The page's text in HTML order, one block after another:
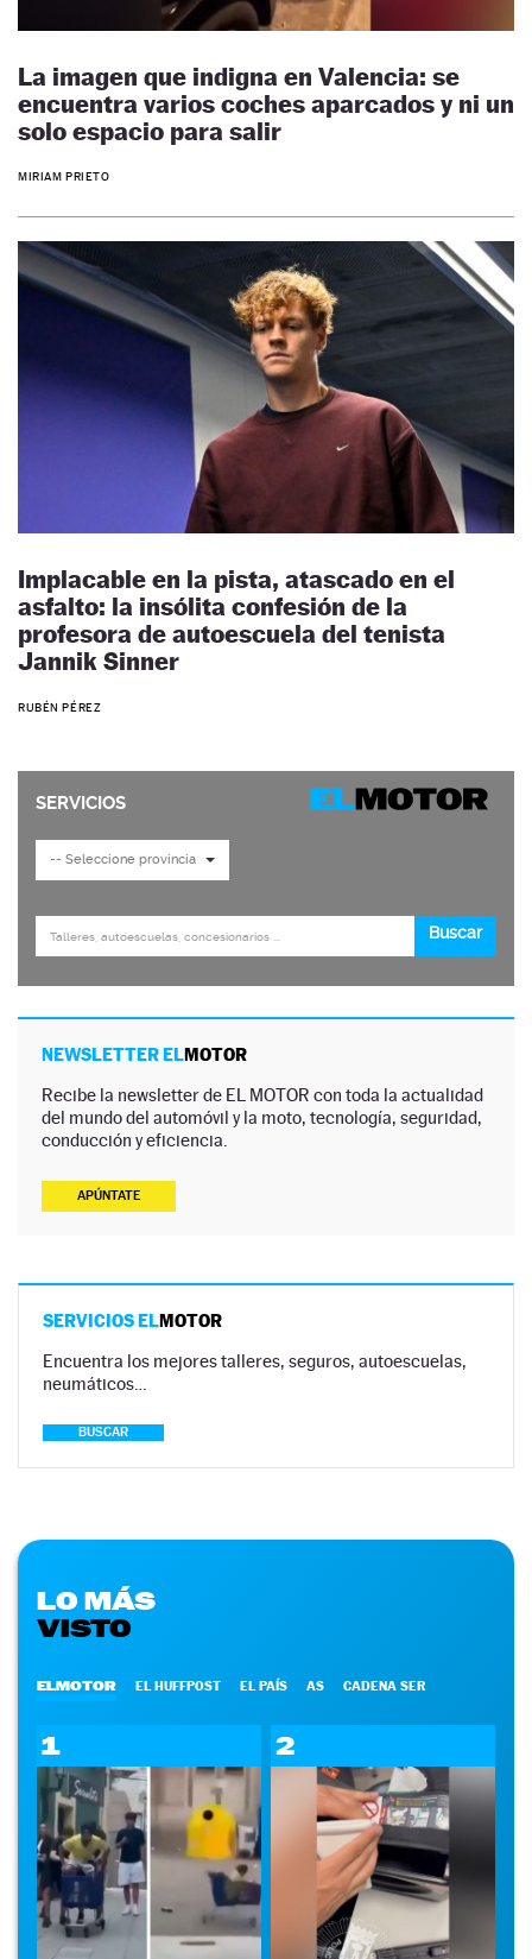
La imagen que indigna en Valencia: se
encuentra varios coches aparcados y ni un
solo espacio para salir
MIRIAM PRIETO
Implacable en la pista, atascado en el
asfalto: la insólita confesión de la
profesora de autoescuela del tenista
Jannik Sinner
RUBÉN PÉREZ
NEWSLETTER ELMOTOR
Recibe la newsletter de EL MOTOR con toda la actualidad
del mundo del automóvil y la moto, tecnología, seguridad,
conducción y eficiencia.
APÚNTATE
SERVICIOS ELMOTOR
Encuentra los mejores talleres, seguros, autoescuelas,
neumáticos…
BUSCAR
LO MÁS
VISTO
ELMOTOR EL HUFFPOST EL PAÍS AS CADENA SER
1 2